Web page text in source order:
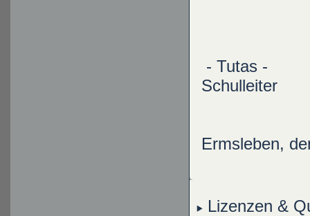
- Tutas -
Schulleiter
Ermsleben,
Lizenzen &